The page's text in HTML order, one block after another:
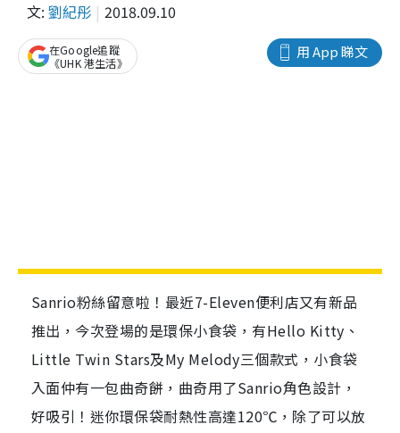
文: 劉紀彤 2018.09.10
用 App 睇文
在Google追蹤
《UHK 港生活》
Sanrio粉絲留意啦！最近7-Eleven便利店又有新品
推出，今次登場的是環保小食袋，有Hello Kitty、
Little Twin Stars及My Melody三個款式，小食袋
入面仲有一包曲奇餅，曲奇用了Sanrio角色設計，
好吸引！迷你環保袋耐熱性高達120℃，除了可以放